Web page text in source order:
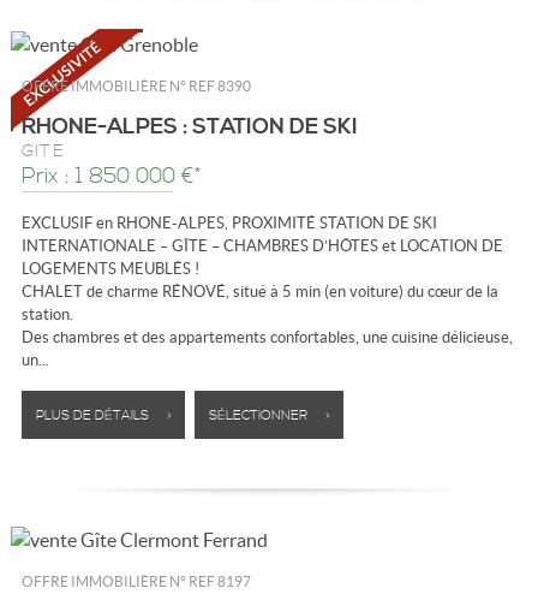
OFFRE IMMOBILIÈRE N° REF 8390
RHONE-ALPES : STATION DE SKI
GÎTE
Prix : 1 850 000 €*
EXCLUSIF en RHONE-ALPES, PROXIMITÉ STATION DE SKI
INTERNATIONALE – GÎTE – CHAMBRES D’HÔTES et LOCATION DE
LOGEMENTS MEUBLÉS !
CHALET de charme RÉNOVÉ, situé à 5 min (en voiture) du cœur de la
station.
Des chambres et des appartements confortables, une cuisine délicieuse,
un...
PLUS DE DÉTAILS > SÉLECTIONNER >
OFFRE IMMOBILIÈRE N° REF 8197